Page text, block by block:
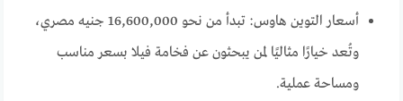
أسعار التوين هاوس: تبدأ من نحو 16,600,000 جنيه مصري،
وتُعد خيارًا مثاليًا لمن يبحثون عن فخامة فيلا بسعر مناسب
ومساحة عملية.